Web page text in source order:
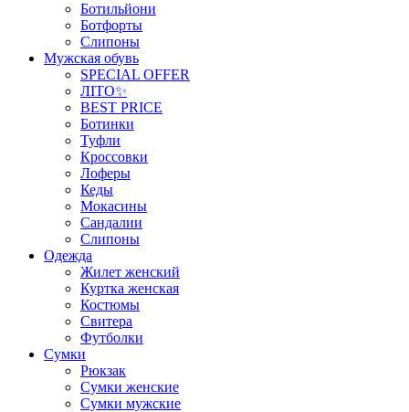
Ботильйони
Ботфорты
Слипоны
Мужская обувь
SPECIAL OFFER
ЛІТО✨
BEST PRICE
Ботинки
Туфли
Кроссовки
Лоферы
Кеды
Мокасины
Сандалии
Слипоны
Одежда
Жилет женский
Куртка женская
Костюмы
Свитера
Футболки
Сумки
Рюкзак
Сумки женские
Сумки мужские